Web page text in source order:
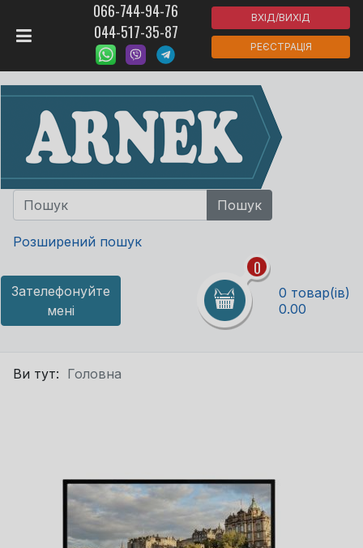
066-744-94-76
044-517-35-87
ВХІД/ВИХІД
РЕЄСТРАЦІЯ
Розширений пошук
Зателефонуйте
мені
0
0 товар(ів)
0.00
Ви тут: Головна